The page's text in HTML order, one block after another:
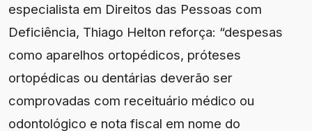
especialista em Direitos das Pessoas com
Deficiência, Thiago Helton reforça: “despesas
como aparelhos ortopédicos, próteses
ortopédicas ou dentárias deverão ser
comprovadas com receituário médico ou
odontológico e nota fiscal em nome do